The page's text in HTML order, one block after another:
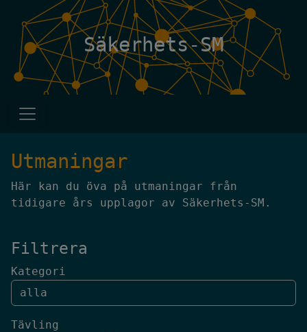
Säkerhets-SM
Utmaningar
Här kan du öva på utmaningar från
tidigare års upplagor av Säkerhets-SM.
Filtrera
Kategori
Tävling